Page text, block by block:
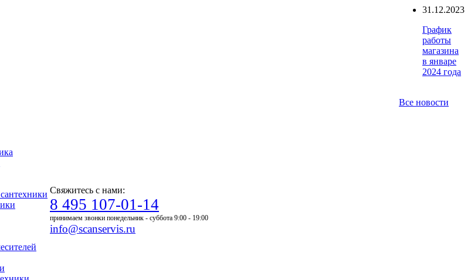
31.12.2023
График
работы
магазина
в январе
2024 года
Все новости
Свяжитесь с нами:
8 495 107-01-14
принимаем звонки понедельник - суббота 9:00 - 19:00
info@scanservis.ru